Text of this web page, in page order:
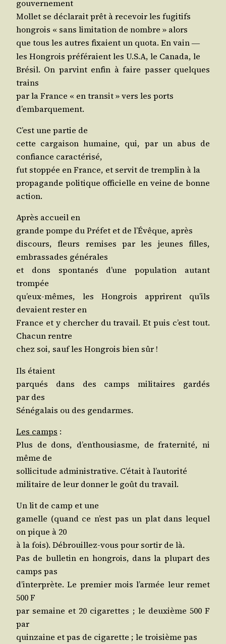
gouvernement
Mol­let se décla­rait prêt à rece­voir les fugitifs
hon­grois « sans limi­ta­tion de nombre » alors
que tous les autres fixaient un quo­ta. En vain ―
les Hon­grois pré­fé­raient les U.S.A, le Cana­da, le
Bré­sil. On par­vint enfin à faire pas­ser quelques
trains
par la France « en tran­sit » vers les ports
d’embarquement.
C’est une par­tie de
cette car­gai­son humaine, qui, par un abus de
confiance caractérisé,
fut stop­pée en France, et ser­vit de trem­plin à la
pro­pa­gande poli­tique offi­cielle en veine de bonne
action.
Après accueil en
grande pompe du Pré­fet et de l’É­vêque, après
dis­cours, fleurs remises par les jeunes filles,
embras­sades générales
et dons spon­ta­nés d’une popu­la­tion autant
trompée
qu’eux-mêmes, les Hon­grois apprirent qu’ils
devaient res­ter en
France et y cher­cher du tra­vail. Et puis c’est tout.
Cha­cun rentre
chez soi, sauf les Hon­grois bien sûr !
Ils étaient
par­qués dans des camps mili­taires gar­dés
par des
Séné­ga­lais ou des gendarmes.
Les camps :
Plus de dons, d’en­thou­siasme, de fra­ter­ni­té, ni
même de
sol­li­ci­tude admi­nis­tra­tive. C’é­tait à l’autorité
mili­taire de leur don­ner le goût du travail.
Un lit de camp et une
gamelle (quand ce n’est pas un plat dans lequel
on pique à 20
à la fois). Débrouillez-vous pour sor­tir de là.
Pas de bul­le­tin en hon­grois, dans la plu­part des
camps pas
d’in­ter­prète. Le pre­mier mois l’ar­mée leur remet
500 F
par semaine et 20 ciga­rettes ; le deuxième 500 F
par
quin­zaine et pas de ciga­rette ; le troi­sième pas